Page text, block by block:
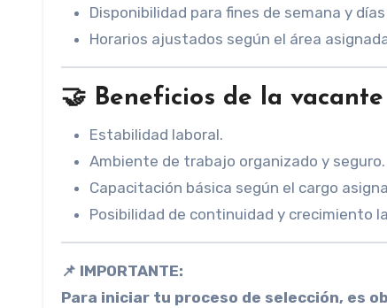
Disponibilidad para fines de semana y
Horarios ajustados según el área
🤝 Beneficios de la vacante
Estabilidad laboral.
Ambiente de trabajo organizado y seguro.
Capacitación básica según el cargo
Posibilidad de continuidad y crecimiento
📌 IMPORTANTE:
Para iniciar tu proceso de selección, es